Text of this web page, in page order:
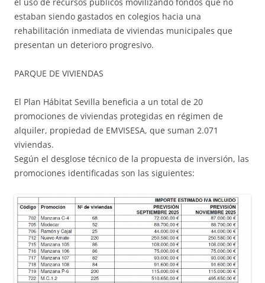
estaban siendo gastados en colegios hacia una
rehabilitación inmediata de viviendas municipales que
presentan un deterioro progresivo.
PARQUE DE VIVIENDAS
El Plan Hábitat Sevilla beneficia a un total de 20
promociones de viviendas protegidas en régimen de
alquiler, propiedad de EMVISESA, que suman 2.071
viviendas.
Según el desglose técnico de la propuesta de inversión, las
promociones identificadas son las siguientes: